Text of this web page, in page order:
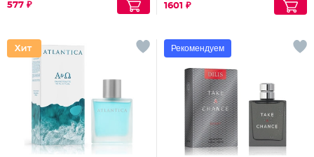
577 ₽ 1601 ₽
Рекомендуем